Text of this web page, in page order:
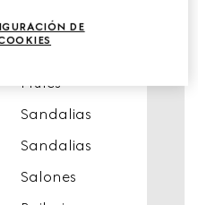
Diseños con
cordones
Mules
Sandalias
Sandalias
Salones
DE